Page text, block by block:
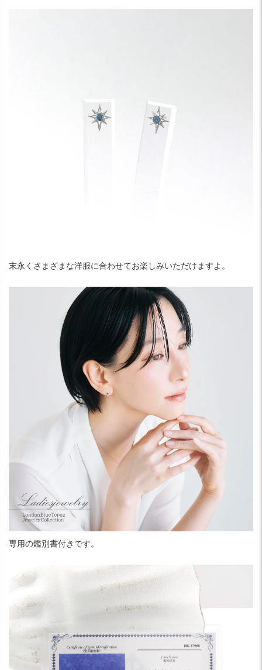
末永くさまざまな洋服に合わせてお楽しみいただけますよ。
専用の鑑別書付きです。